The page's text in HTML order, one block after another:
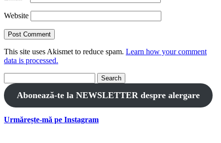
Website
This site uses Akismet to reduce spam. Learn how your comment
data is processed.
for:
Abonează-te la NEWSLETTER despre alergare
Urmărește-mă pe Instagram